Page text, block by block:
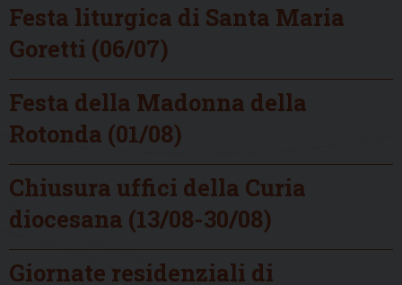
Festa liturgica di Santa Maria
Goretti (06/07)
Festa della Madonna della
Rotonda (01/08)
Chiusura uffici della Curia
diocesana (13/08-30/08)
Giornate residenziali di